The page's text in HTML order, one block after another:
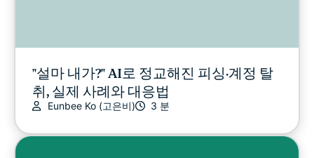
추천
최신 소식
"설마 내가?" AI로 정교해진 피싱·계정 탈
취, 실제 사례와 대응법
Eunbee Ko (고은비) 3 분